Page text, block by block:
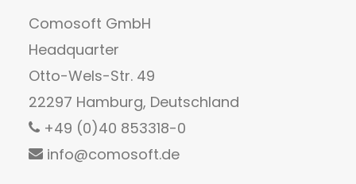
Comosoft GmbH
Headquarter
Otto-Wels-Str. 49
22297 Hamburg, Deutschland
+49 (0)40 853318-0
info@comosoft.de